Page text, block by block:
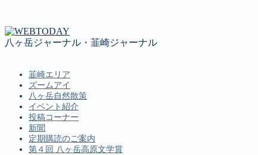
八ヶ岳ジャーナル・韮崎ジャーナル
韮崎エリア
ズームアイ
八ヶ岳自然散策
イベント紹介
投稿コーナー
新聞
定期購読のご案内
第４回 八ヶ岳高原文学賞